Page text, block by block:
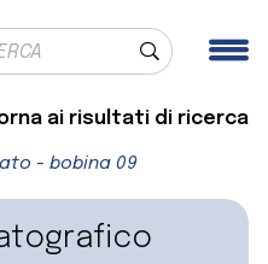
globale
Cerca
ai risultati di ricerca
- bobina 09